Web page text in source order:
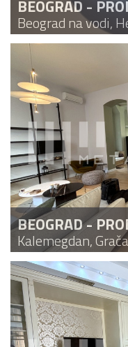
BEOGRAD -
Beograd na vodi,
BEOGRAD -
Kalemegdan,